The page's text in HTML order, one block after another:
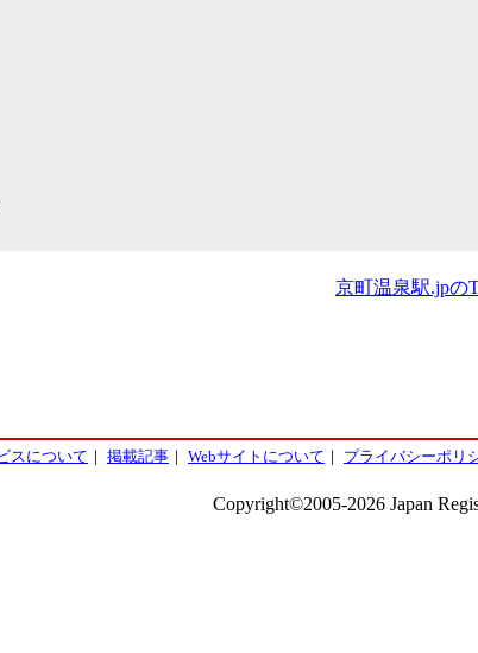
京町温泉駅.jpの
スについて ｜ 掲載記事 ｜ Webサイトについて ｜ プライバシーポリ
Copyright©2005-2026 Japan